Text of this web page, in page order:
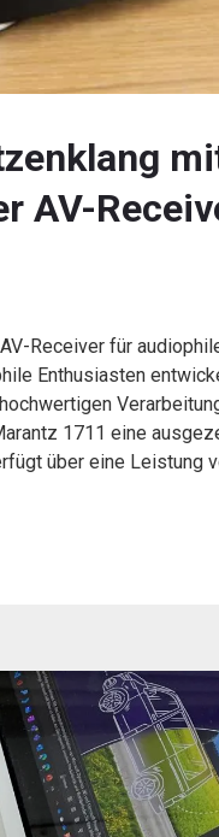
AV-
Receiver für
Enthusiasten
1711 eine
über eine Leistung